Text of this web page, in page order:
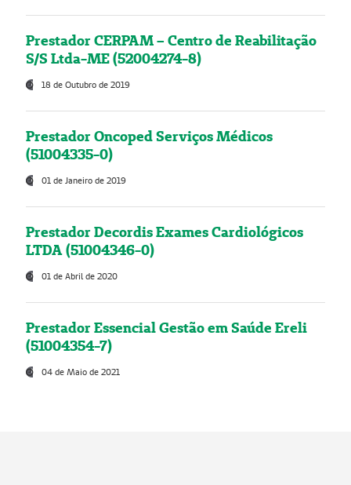
Prestador CERPAM – Centro de Reabilitação
S/S Ltda-ME (52004274-8)
18 de Outubro de 2019
Prestador Oncoped Serviços Médicos
(51004335-0)
01 de Janeiro de 2019
Prestador Decordis Exames Cardiológicos
LTDA (51004346-0)
01 de Abril de 2020
Prestador Essencial Gestão em Saúde Ereli
(51004354-7)
04 de Maio de 2021